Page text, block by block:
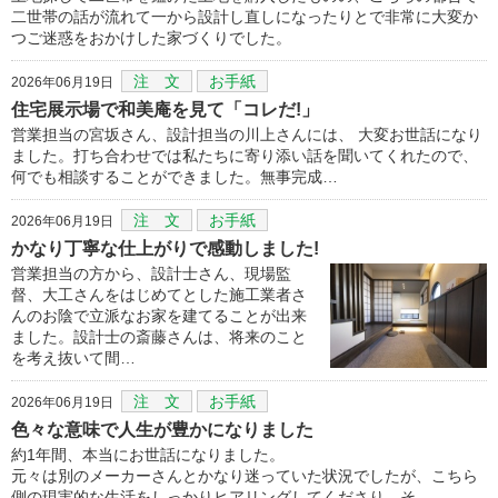
二世帯の話が流れて一から設計し直しになったりとで非常に大変か
つご迷惑をおかけした家づくりでした。
2026年06月19日 注 文 お手紙
住宅展示場で和美庵を見て「コレだ!」
営業担当の宮坂さん、設計担当の川上さんには、 大変お世話になり
ました。打ち合わせでは私たちに寄り添い話を聞いてくれたので、
何でも相談することができました。無事完成…
2026年06月19日 注 文 お手紙
かなり丁寧な仕上がりで感動しました!
営業担当の方から、設計士さん、現場監
督、大工さんをはじめてとした施工業者さ
んのお陰で立派なお家を建てることが出来
ました。設計士の斎藤さんは、将来のこと
を考え抜いて間…
2026年06月19日 注 文 お手紙
色々な意味で人生が豊かになりました
約1年間、本当にお世話になりました。
元々は別のメーカーさんとかなり迷っていた状況でしたが、こちら